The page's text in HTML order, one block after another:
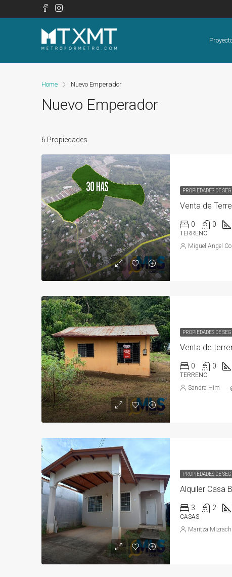
Home Nuevo Emperador
Nuevo Emperador
6 Propiedades
PROPIEDADES DE
0 0
TERRENO
Miguel Angel
PROPIEDADES DE
Venta de
0 0
TERRENO
Sandra Him
PROPIEDADES DE
Alquiler Casa
3 2
CASAS
Maritza Mizrachi